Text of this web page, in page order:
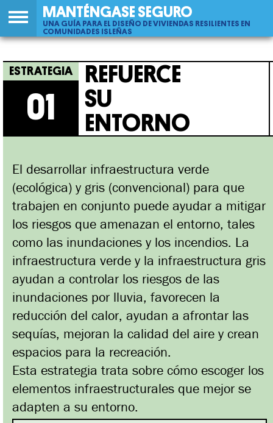
Jump
to
navigation
MANTÉNGASE SEGURO
UNA GUÍA PARA EL DISEÑO DE VIVIENDAS RESILIENTES EN
COMUNIDADES ISLEÑAS
Back
to
top
01
Refuerce Su Entorno
01
REFUERCE
SU
ENTORNO
El desarrollar infraestructura verde
(ecológica) y gris (convencional) para que
trabajen en conjunto puede ayudar a mitigar
los riesgos que amenazan el entorno, tales
como las inundaciones y los incendios. La
infraestructura verde y la infraestructura gris
ayudan a controlar los riesgos de las
inundaciones por lluvia, favorecen la
reducción del calor, ayudan a afrontar las
sequías, mejoran la calidad del aire y crean
espacios para la recreación.
Esta estrategia trata sobre cómo escoger los
elementos infraestructurales que mejor se
adapten a su entorno.